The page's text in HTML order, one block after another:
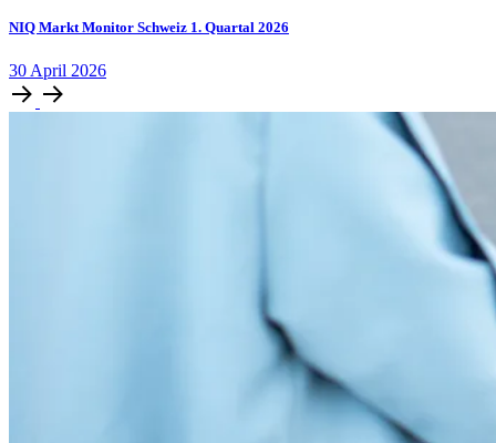
NIQ Markt Monitor Schweiz 1. Quartal 2026
30 April 2026